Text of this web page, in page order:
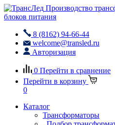
Производство
блоков питания
8 (8162) 94-66-44
welcome@transled.ru
Авторизация
0 Перейти в сравнение
Перейти в корзину
0
Каталог
Трансформаторы